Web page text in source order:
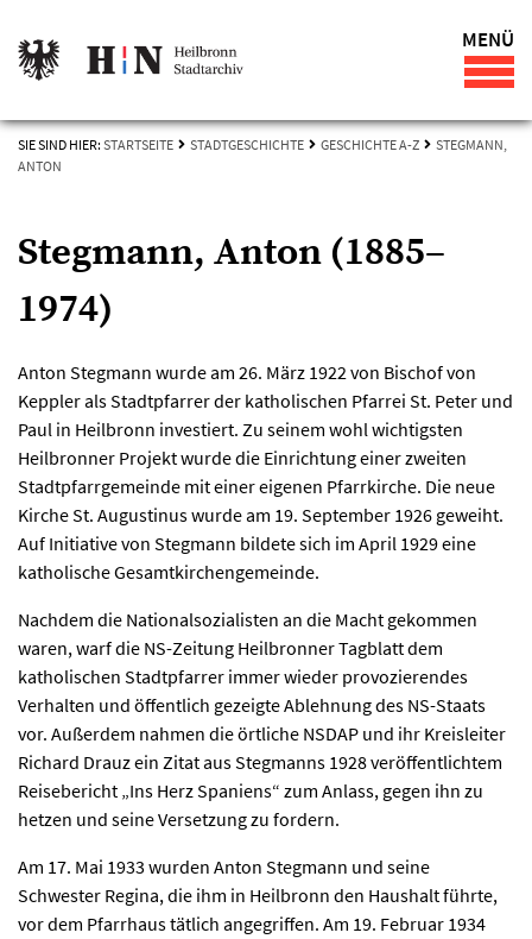
MENÜ
SIE SIND HIER: STARTSEITE STADTGESCHICHTE GESCHICHTE A-Z
STEGMANN,
ANTON
Stegmann, Anton (1885–
1974)
Anton Stegmann wurde am 26. März 1922 von Bischof von
Keppler als Stadtpfarrer der katholischen Pfarrei St. Peter und
Paul in Heilbronn investiert. Zu seinem wohl wichtigsten
Heilbronner Projekt wurde die Einrichtung einer zweiten
Stadtpfarrgemeinde mit einer eigenen Pfarrkirche. Die neue
Kirche St. Augustinus wurde am 19. September 1926 geweiht.
Auf Initiative von Stegmann bildete sich im April 1929 eine
katholische Gesamtkirchengemeinde.
Nachdem die Nationalsozialisten an die Macht gekommen
waren, warf die NS-Zeitung Heilbronner Tagblatt dem
katholischen Stadtpfarrer immer wieder provozierendes
Verhalten und öffentlich gezeigte Ablehnung des NS-Staats
vor. Außerdem nahmen die örtliche NSDAP und ihr Kreisleiter
Richard Drauz ein Zitat aus Stegmanns 1928 veröffentlichtem
Reisebericht „Ins Herz Spaniens“ zum Anlass, gegen ihn zu
hetzen und seine Versetzung zu fordern.
Am 17. Mai 1933 wurden Anton Stegmann und seine
Schwester Regina, die ihm in Heilbronn den Haushalt führte,
vor dem Pfarrhaus tätlich angegriffen. Am 19. Februar 1934